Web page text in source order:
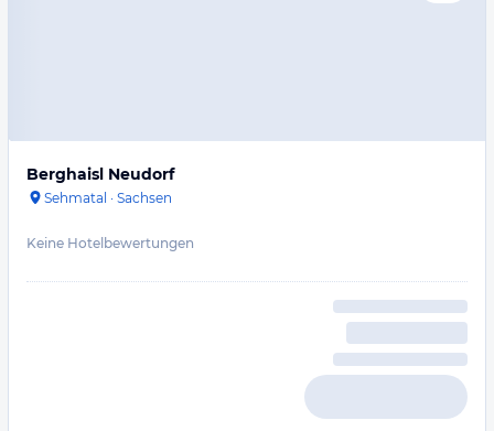
Berghaisl Neudorf
Sehmatal · Sachsen
Keine Hotelbewertungen